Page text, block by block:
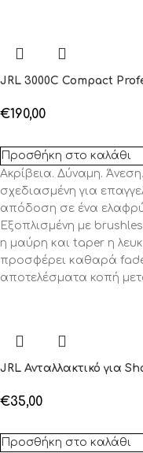
JRL 3000C Compact
€190,00
Προσθήκη στο καλάθι
Ακρίβεια. Δύναμη.
σχεδιασμένη για
απόδοση σε ένα
Εξοπλισμένη με
η μαύρη και taper η
προσφέρει καθαρά
αποτελέσματα κοπή
JRL Ανταλλακτικό για
€35,00
Προσθήκη στο καλάθι